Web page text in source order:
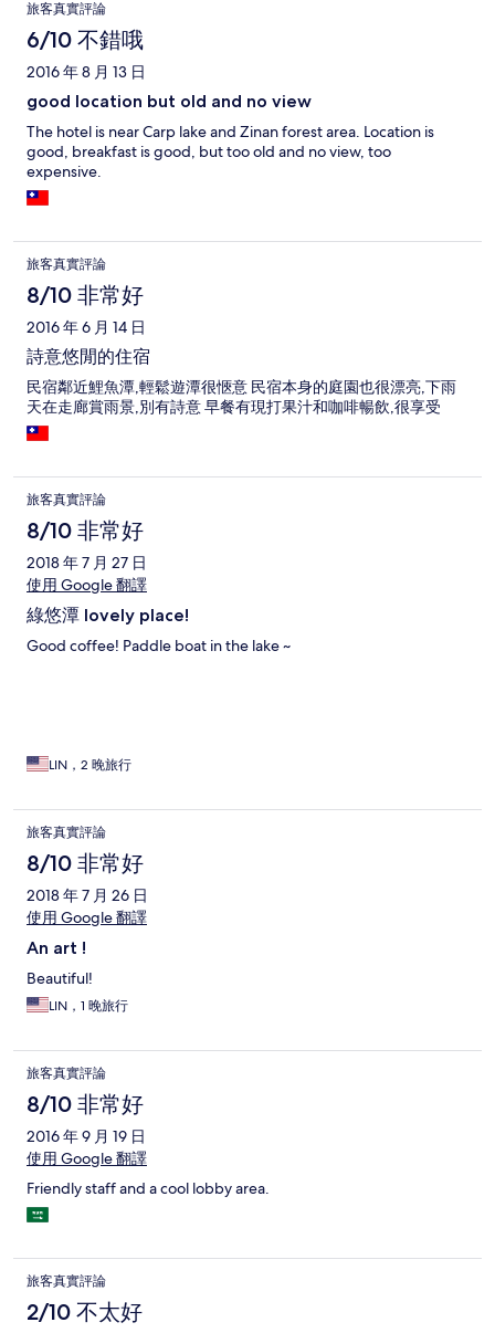
旅客真實評論
6/10 不錯哦
2016 年 8 月 13 日
good location but old and no view
The hotel is near Carp lake and Zinan forest area. Location is
good, breakfast is good, but too old and no view, too
expensive.
旅客真實評論
8/10 非常好
2016 年 6 月 14 日
詩意悠閒的住宿
民宿鄰近鯉魚潭,輕鬆遊潭很愜意 民宿本身的庭園也很漂亮,下雨
天在走廊賞雨景,別有詩意 早餐有現打果汁和咖啡暢飲,很享受
旅客真實評論
8/10 非常好
2018 年 7 月 27 日
使用 Google 翻譯
綠悠潭 lovely place!
Good coffee! Paddle boat in the lake ~
LIN，2 晚旅行
旅客真實評論
8/10 非常好
2018 年 7 月 26 日
使用 Google 翻譯
An art !
Beautiful!
LIN，1 晚旅行
旅客真實評論
8/10 非常好
2016 年 9 月 19 日
使用 Google 翻譯
Friendly staff and a cool lobby area.
旅客真實評論
2/10 不太好